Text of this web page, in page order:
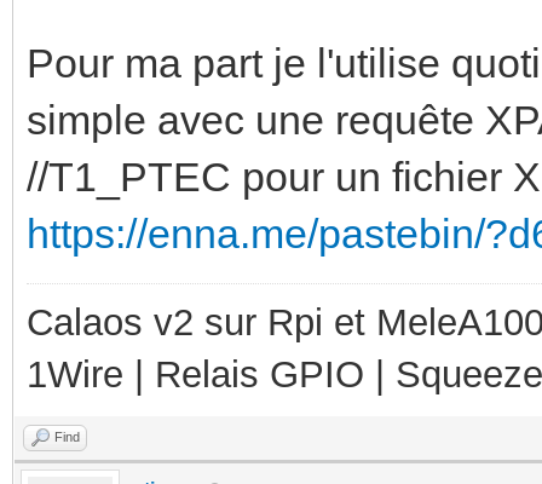
Pour ma part je l'utilise
simple avec une requête
//T1_PTEC pour un fichier
https://enna.me/pastebin/
Calaos v2 sur Rpi et
1Wire | Relais GPIO |
Find